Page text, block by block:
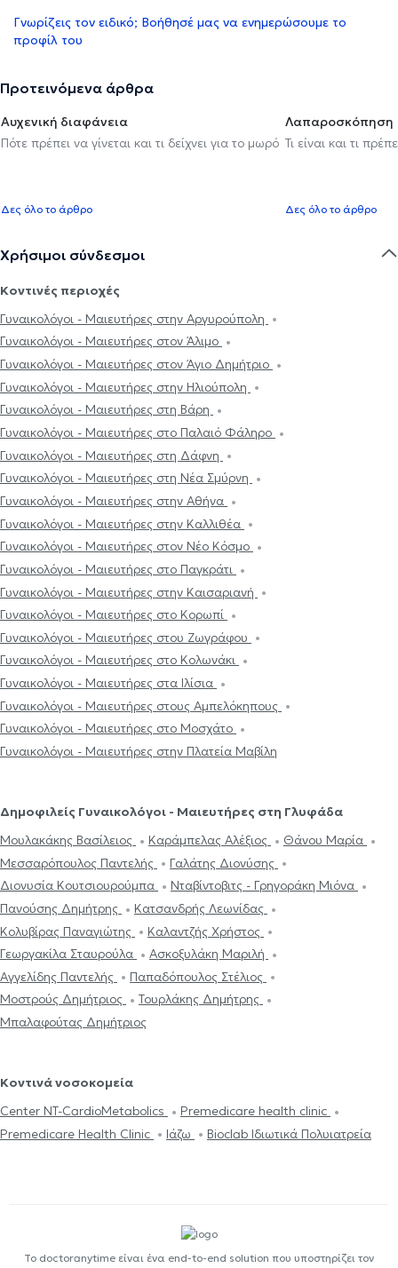
Γνωρίζεις τον ειδικό; Βοήθησέ μας να ενημερώσουμε το
προφίλ του
Προτεινόμενα άρθρα
Αυχενική διαφάνεια
Πότε πρέπει να γίνεται και τι δείχνει για το μωρό
Δες όλο το άρθρο
Λαπαροσκόπηση
Τι είναι και τι
Δες όλο το άρθρο
Χρήσιμοι σύνδεσμοι
Κοντινές περιοχές
Γυναικολόγοι - Μαιευτήρες στην Αργυρούπολη
Γυναικολόγοι - Μαιευτήρες στον Άλιμο
Γυναικολόγοι - Μαιευτήρες στον Άγιο Δημήτριο
Γυναικολόγοι - Μαιευτήρες στην Ηλιούπολη
Γυναικολόγοι - Μαιευτήρες στη Βάρη
Γυναικολόγοι - Μαιευτήρες στο Παλαιό Φάληρο
Γυναικολόγοι - Μαιευτήρες στη Δάφνη
Γυναικολόγοι - Μαιευτήρες στη Νέα Σμύρνη
Γυναικολόγοι - Μαιευτήρες στην Αθήνα
Γυναικολόγοι - Μαιευτήρες στην Καλλιθέα
Γυναικολόγοι - Μαιευτήρες στον Νέο Κόσμο
Γυναικολόγοι - Μαιευτήρες στο Παγκράτι
Γυναικολόγοι - Μαιευτήρες στην Καισαριανή
Γυναικολόγοι - Μαιευτήρες στο Κορωπί
Γυναικολόγοι - Μαιευτήρες στου Ζωγράφου
Γυναικολόγοι - Μαιευτήρες στο Κολωνάκι
Γυναικολόγοι - Μαιευτήρες στα Ιλίσια
Γυναικολόγοι - Μαιευτήρες στους Αμπελόκηπους
Γυναικολόγοι - Μαιευτήρες στο Μοσχάτο
Γυναικολόγοι - Μαιευτήρες στην Πλατεία Μαβίλη
Δημοφιλείς Γυναικολόγοι - Μαιευτήρες στη Γλυφάδα
Μουλακάκης Βασίλειος
Καράμπελας Αλέξιος
Θάνου Μαρία
Μεσσαρόπουλος Παντελής
Γαλάτης Διονύσης
Διονυσία Κουτσιουρούμπα
Νταβίντοβιτς - Γρηγοράκη Μιόνα
Πανούσης Δημήτρης
Κατσανδρής Λεωνίδας
Κολυβίρας Παναγιώτης
Καλαντζής Χρήστος
Γεωργακίλα Σταυρούλα
Ασκοξυλάκη Μαριλή
Αγγελίδης Παντελής
Παπαδόπουλος Στέλιος
Μοστρούς Δημήτριος
Τουρλάκης Δημήτρης
Μπαλαφούτας Δημήτριος
Κοντινά νοσοκομεία
Center NT-CardioMetabolics
Premedicare health clinic
Premedicare Health Clinic
Ιάζω Bioclab Ιδιωτικά Πολυιατρεία
Το doctoranytime είναι ένα end-to-end solution που υποστηρίζει τον